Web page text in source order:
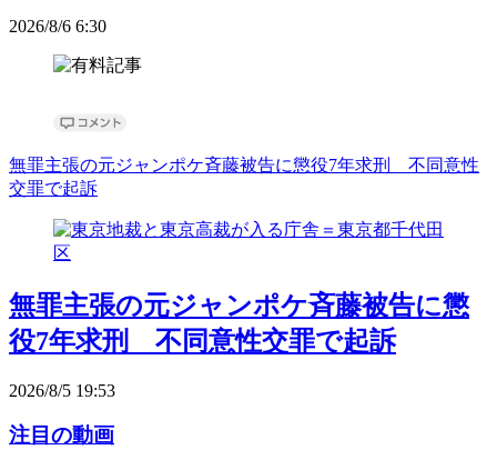
2026/8/6 6:30
無罪主張の元ジャンポケ斉藤被告に懲役7年求刑 不同意性
交罪で起訴
無罪主張の元ジャンポケ斉藤被告に懲
役7年求刑 不同意性交罪で起訴
2026/8/5 19:53
注目の動画